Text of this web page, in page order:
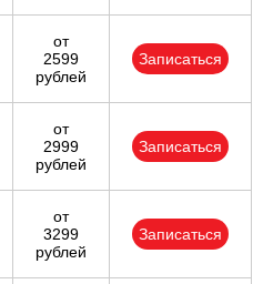
от
2599
рублей
Записаться
от
2999
рублей
Записаться
от
3299
рублей
Записаться